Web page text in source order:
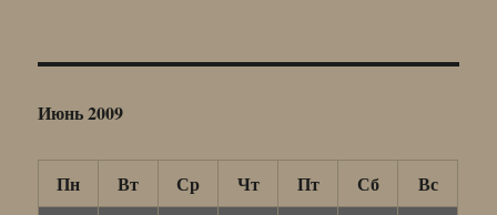
Июнь 2009
Пн Вт Ср Чт Пт Сб
Вс